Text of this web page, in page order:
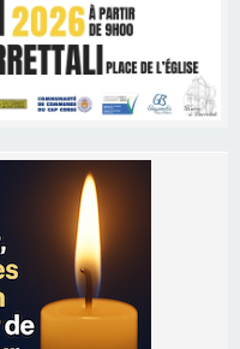
Gaspari retire